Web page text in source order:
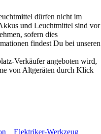
dürfen nicht im
und Leuchtmittel sind vor
sofern dies
findest Du bei unseren
Verkäufer angeboten wird,
von Altgeräten durch Klick
Elektriker-Werkzeug